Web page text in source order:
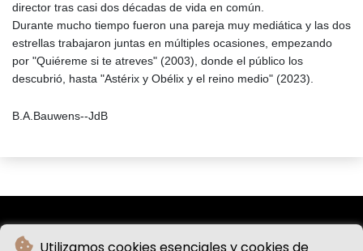
director tras casi dos décadas de vida en común.
Durante mucho tiempo fueron una pareja muy mediática y las dos
estrellas trabajaron juntas en múltiples ocasiones, empezando
por "Quiéreme si te atreves" (2003), donde el público los
descubrió, hasta "Astérix y Obélix y el reino medio" (2023).
B.A.Bauwens--JdB